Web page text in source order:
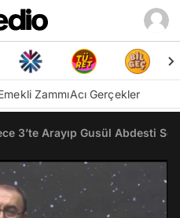
ZammıAcı Gerçekler
3’te Arayıp Gusül Abdesti